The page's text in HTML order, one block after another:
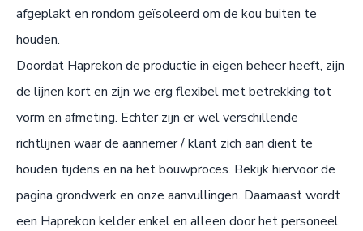
afgeplakt en rondom geïsoleerd om de kou buiten te
houden.
Doordat Haprekon de productie in eigen beheer heeft, zijn
de lijnen kort en zijn we erg flexibel met betrekking tot
vorm en afmeting. Echter zijn er wel verschillende
richtlijnen waar de aannemer / klant zich aan dient te
houden tijdens en na het bouwproces. Bekijk hiervoor de
pagina grondwerken onze aanvullingen. Daarnaast wordt
een Haprekon kelder enkel en alleen door het personeel